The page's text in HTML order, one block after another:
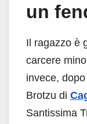
un
Il ragazzo è
carcere
invece,
Brotzu di
Santissima